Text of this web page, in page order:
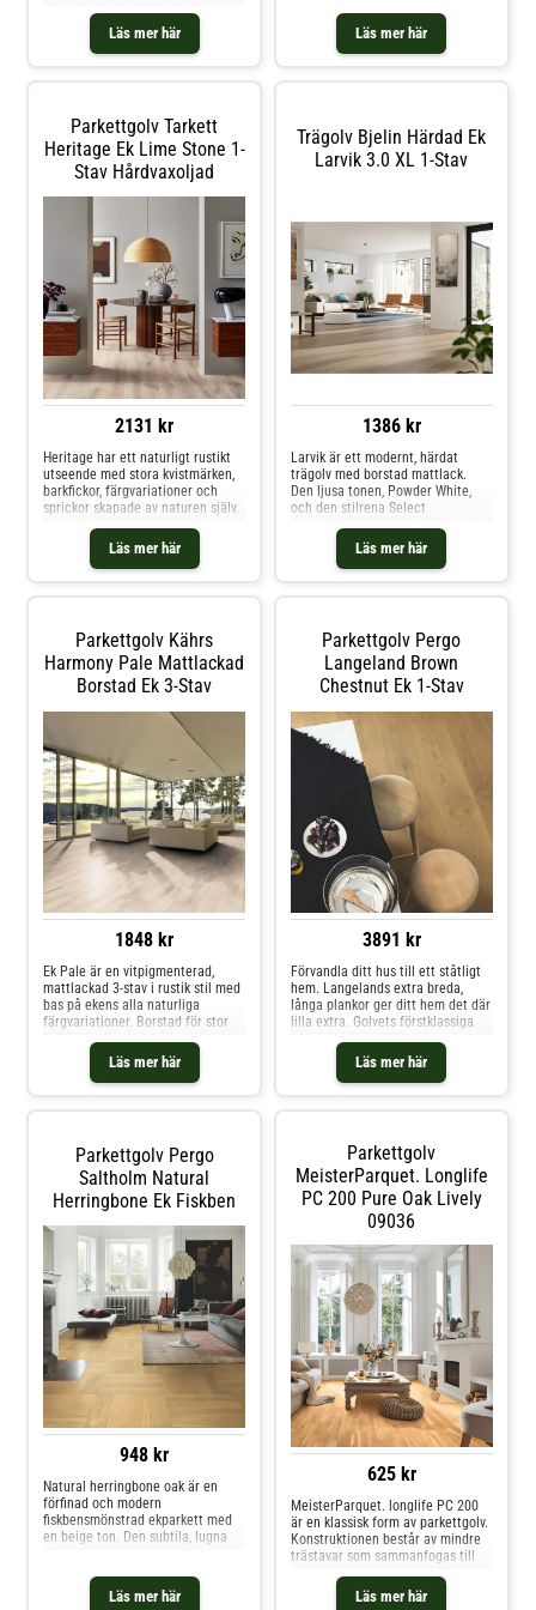
Läs mer här
den naturlig kvalitet och elegans
som få andra golv. Den
högkvalitativa ytan med naturlig
olja framhäver ekträets värme och
flytande installation ovanpå
golvvärme.
Läs mer här
i naturligt träkompletterat med en
ultramatt finish.
Parkettgolv Tarkett
Heritage Ek Lime Stone 1-
Stav Hårdvaxoljad
2131 kr
Läs mer här
Heritage har ett naturligt rustikt
utseende med stora kvistmärken,
barkfickor, färgvariationer och
sprickor skapade av naturen själv.
patina från århundranden tillbaka.
Den djupborstade ytan, behandlad
med hårdvaxolja förstärker den
Trägolv Bjelin Härdad Ek
Larvik 3.0 XL 1-Stav
1386 kr
Läs mer här
Larvik är ett modernt, härdat
trägolv med borstad mattlack.
Den ljusa tonen, Powder White,
och den stilrena Select
modernt golv. Larvik är tillverkat
av FSC-certifierad europeisk ek.
Den borstade ytan ger en genuin
lättare att både rengöra och
underhålla. Vi rekommenderar
golv med en borstad och lackad
yta för alla utrymmen i ditt hem.
Parkettgolv Kährs
Harmony Pale Mattlackad
Borstad Ek 3-Stav
1848 kr
Läs mer här
Ek Pale är en vitpigmenterad,
mattlackad 3-stav i rustik stil med
bas på ekens alla naturliga
färgvariationer. Borstad för stor
träkänsla. Får innehålla stora
kvistar. 15 mm
Parkettgolv Pergo
Langeland Brown
Chestnut Ek 1-Stav
3891 kr
Läs mer här
Förvandla ditt hus till ett ståtligt
hem. Langelands extra breda,
långa plankor ger ditt hem det där
lilla extra. Golvets förstklassiga
utseende är perfekt för rymliga
vardagsrum och gör att du kan
förverkliga ditt drömhem. Inget
slår elegansen av ett generöst
Parkettgolv Pergo
Saltholm Natural
Herringbone Ek Fiskben
948 kr
Läs mer här
Natural herringbone oak är en
förfinad och modern
fiskbensmönstrad ekparkett med
en beige ton. Den subtila, lugna
herringbone oak har en extra matt
yta och lätt borstning för ett
Parkettgolv
MeisterParquet. Longlife
PC 200 Pure Oak Lively
09036
625 kr
Läs mer här
MeisterParquet. longlife PC 200
är en klassisk form av parkettgolv.
Konstruktionen består av mindre
trästavar som sammanfogas till
en varierad och harmonisk helhet.
3-stavsgolv som MeisterParquet.
longlife PC 200 passar i alla